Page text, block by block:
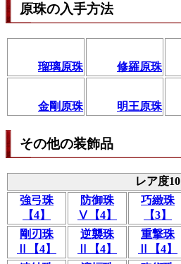
原珠の入手方法
瑠璃原珠 修羅原珠
金剛原珠 明王原珠
その他の装飾品
レア度10
強弓珠
【4】
防御珠
Ⅴ【4】
巧緻珠
【3】
剛刃珠
Ⅱ【4】
逆襲珠
Ⅱ【4】
重撃珠
Ⅱ【4】